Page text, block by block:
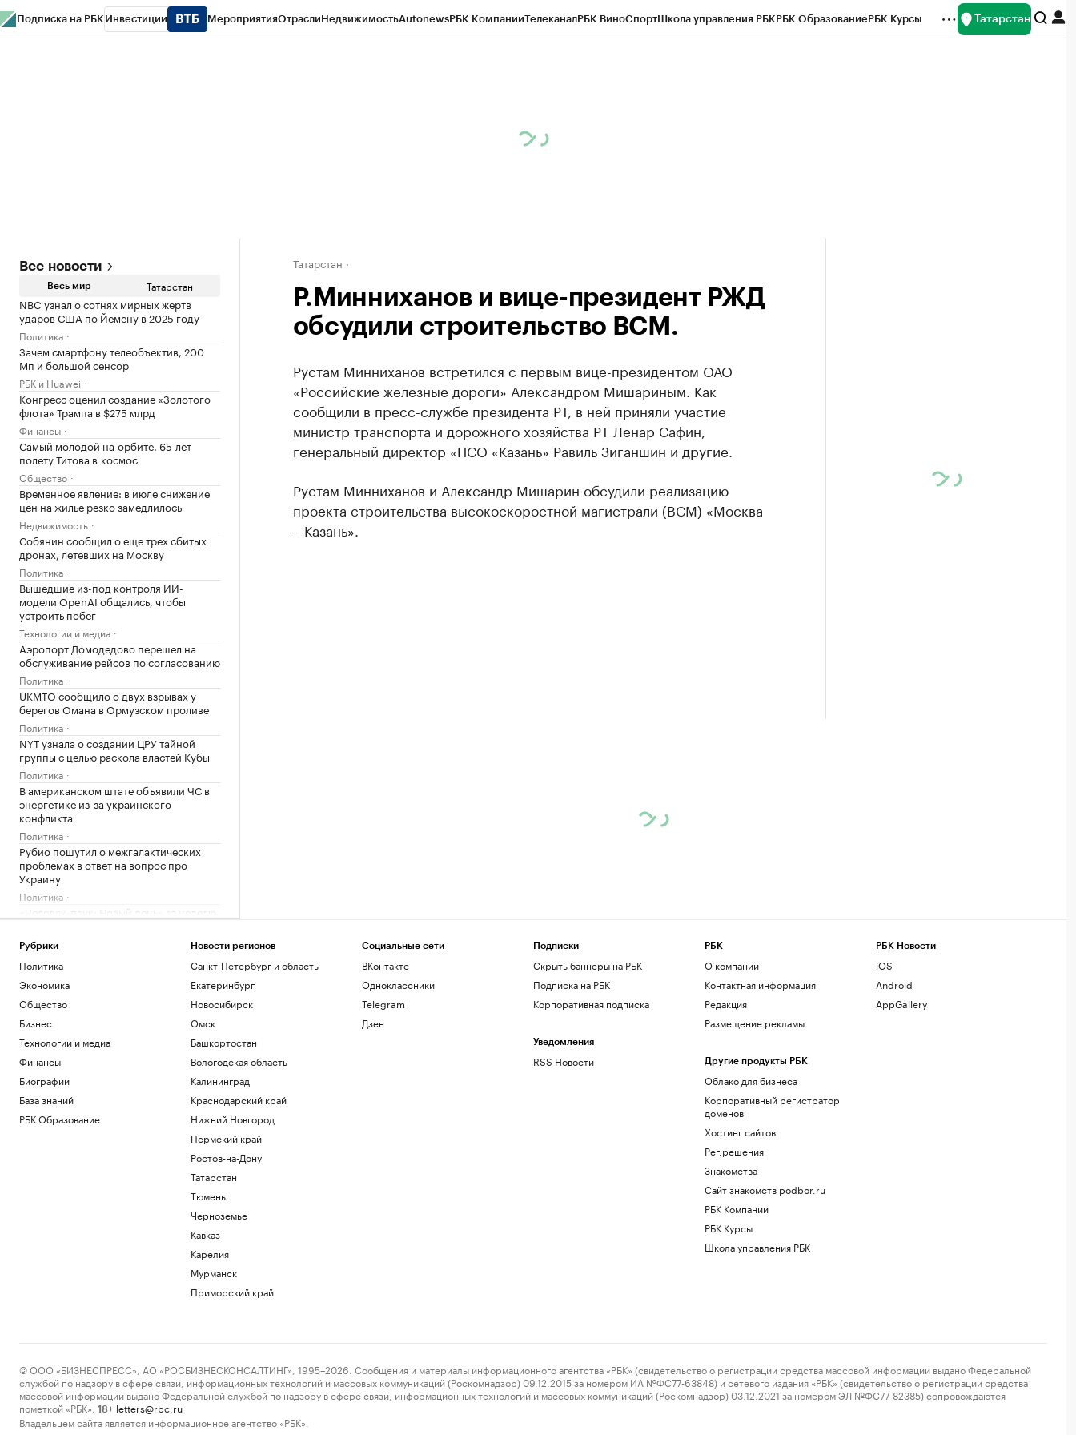
Подписка на РБК Инвестиции МероприятияОтраслиНедвижимостьAutonewsРБК КомпанииТелеканалРБК ВиноСпортШкола управления РБКРБК ОбразованиеРБК Курсы Татарстан
Все новости
Весь мир Татарстан
NBC узнал о сотнях мирных жертв
ударов США по Йемену в 2025 году
Политика
Зачем смартфону телеобъектив, 200
Мп и большой сенсор
РБК и Huawei
Конгресс оценил создание «Золотого
флота» Трампа в $275 млрд
Финансы
Самый молодой на орбите. 65 лет
полету Титова в космос
Общество
Временное явление: в июле снижение
цен на жилье резко замедлилось
Недвижимость
Собянин сообщил о еще трех сбитых
дронах, летевших на Москву
Политика
Вышедшие из-под контроля ИИ-
модели OpenAI общались, чтобы
устроить побег
Технологии и медиа
Аэропорт Домодедово перешел на
обслуживание рейсов по согласованию
Политика
UKMTO сообщило о двух взрывах у
берегов Омана в Ормузском проливе
Политика
NYT узнала о создании ЦРУ тайной
группы с целью раскола властей Кубы
Политика
В американском штате объявили ЧС в
энергетике из-за украинского
конфликта
Политика
Рубио пошутил о межгалактических
проблемах в ответ на вопрос про
Украину
Политика
«Человек-паук: Новый день» за неделю
Общество
WP узнала, что Трамп потребовал у
Хегсета объяснений из-за дефицита
ракет
Политика
«ЕП» узнала, что Залужного не пустили
Политика
Ярославский губернатор сообщил о
перекрытии трассы на Москву из-за
атаки
Политика
Мирный житель и боец «Орлана»
ранены при атаке на Белгородскую
Киев раскрыл «колоссальную сумму»
бюджетной помощи от Запада с 2022
Число закрытых за ночь российских
Татарстан
Р.Минниханов и вице-президент РЖД
обсудили строительство ВСМ.
Рустам Минниханов встретился с первым вице-президентом ОАО
«Российские железные дороги» Александром Мишариным. Как
сообщили в пресс-службе президента РТ, в ней приняли участие
министр транспорта и дорожного хозяйства РТ Ленар Сафин,
генеральный директор «ПСО «Казань» Равиль Зиганшин и другие.
Рустам Минниханов и Александр Мишарин обсудили реализацию
проекта строительства высокоскоростной магистрали (ВСМ) «Москва
– Казань».
Рубрики
Политика
Экономика
Общество
Бизнес
Технологии и медиа
Финансы
Биографии
База знаний
РБК Образование
Новости регионов
Санкт-Петербург и область
Екатеринбург
Новосибирск
Омск
Башкортостан
Вологодская область
Калининград
Краснодарский край
Нижний Новгород
Пермский край
Ростов-на-Дону
Татарстан
Тюмень
Черноземье
Кавказ
Карелия
Мурманск
Приморский край
Социальные сети
ВКонтакте
Одноклассники
Telegram
Дзен
Подписки
Скрыть баннеры на РБК
Подписка на РБК
Корпоративная подписка
Уведомления
RSS Новости
РБК
О компании
Контактная информация
Редакция
Размещение рекламы
Другие продукты РБК
Облако для бизнеса
Корпоративный регистратор
доменов
Хостинг сайтов
Рег.решения
Знакомства
Сайт знакомств podbor.ru
РБК Компании
РБК Курсы
Школа управления РБК
РБК Новости
iOS
Android
AppGallery
© ООО «БИЗНЕСПРЕСС», АО «РОСБИЗНЕСКОНСАЛТИНГ», 1995–2026. Сообщения и материалы информационного агентства «РБК» (свидетельство о регистрации средства массовой информации выдано Федеральной
службой по надзору в сфере связи, информационных технологий и массовых коммуникаций (Роскомнадзор) 09.12.2015 за номером ИА №ФС77-63848) и сетевого издания «РБК» (свидетельство о регистрации средства
массовой информации выдано Федеральной службой по надзору в сфере связи, информационных технологий и массовых коммуникаций (Роскомнадзор) 03.12.2021 за номером ЭЛ №ФС77-82385) сопровождаются
пометкой «РБК».
18+ letters@rbc.ru
Владельцем сайта является информационное агентство «РБК».